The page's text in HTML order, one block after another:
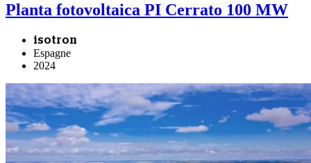
Planta fotovoltaica PI Cerrato 100 MW
isotron
Espagne
2024